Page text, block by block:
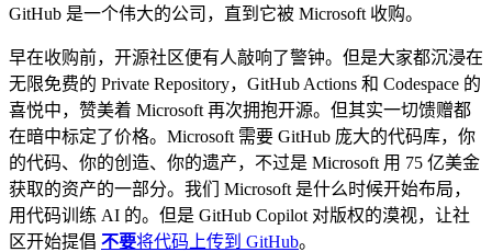
GitHub 是一个伟大的公司，直到它被 Microsoft 收购。
早在收购前，开源社区便有人敲响了警钟。但是大家都沉浸在
无限免费的 Private Repository，GitHub Actions 和 Codespace 的
喜悦中，赞美着 Microsoft 再次拥抱开源。但其实一切馈赠都
在暗中标定了价格。Microsoft 需要 GitHub 庞大的代码库，你
的代码、你的创造、你的遗产，不过是 Microsoft 用 75 亿美金
获取的资产的一部分。我们 Microsoft 是什么时候开始布局，
用代码训练 AI 的。但是 GitHub Copilot 对版权的漠视，让社
区开始提倡 不要将代码上传到 GitHub。